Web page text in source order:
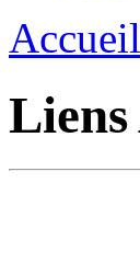
Accueil